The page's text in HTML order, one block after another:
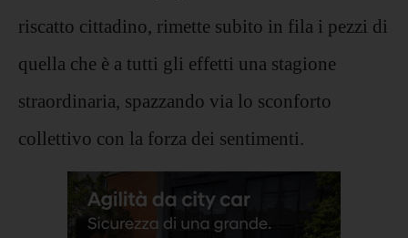
riscatto cittadino, rimette subito in fila i pezzi di
quella che è a tutti gli effetti una stagione
straordinaria, spazzando via lo sconforto
collettivo con la forza dei sentimenti.